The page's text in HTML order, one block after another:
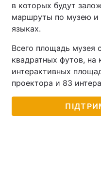
в которых будут
маршруты по музею и
языках.
Всего площадь музея
квадратных футов, на
интерактивных
проектора и 83